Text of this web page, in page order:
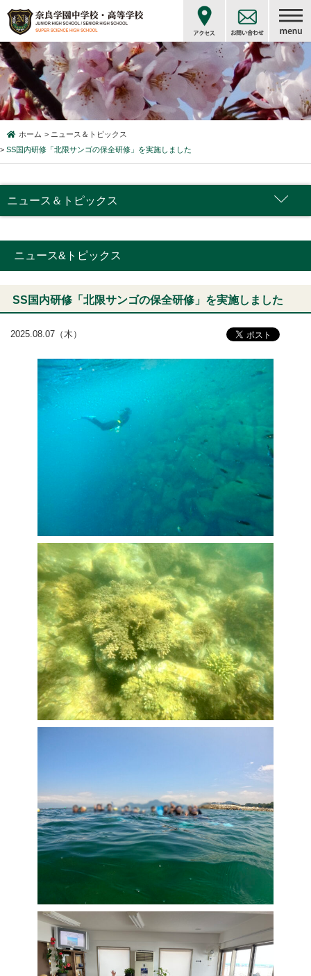
ホーム
ニュース＆トピックス
SS国内研修「北限サンゴの保全研修」を実施しました
ニュース＆トピックス
ニュース&トピックス
SS国内研修「北限サンゴの保全研修」を実施しました
2025.08.07（木）